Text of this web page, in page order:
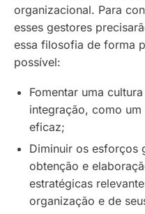
organizacional. Para
esses gestores
essa filosofia de forma
possível:
Fomentar uma
integração, como
eficaz;
Diminuir os esforços
obtenção e
estratégicas
organização e de